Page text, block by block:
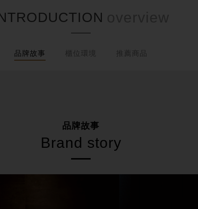
品牌故事 櫃位環境 推薦商品
品牌故事
Brand story